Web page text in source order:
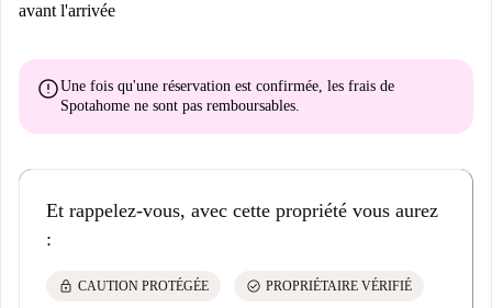
avant l'arrivée
errorUne fois qu'une réservation est confirmée, les frais de
Spotahome ne sont pas remboursables.
Et rappelez-vous, avec cette propriété vous aurez
:
lock CAUTION PROTÉGÉE check_circle PROPRIÉTAIRE VÉRIFIÉ